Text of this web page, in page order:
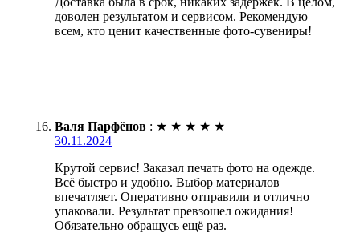
доволен результатом и сервисом. Рекомендую
всем, кто ценит качественные фото-сувениры!
Валя Парфёнов : ★ ★ ★ ★ ★
30.11.2024
Крутой сервис! Заказал печать фото на одежде.
Всё быстро и удобно. Выбор материалов
впечатляет. Оперативно отправили и отлично
упаковали. Результат превзошел ожидания!
Обязательно обращусь ещё раз.